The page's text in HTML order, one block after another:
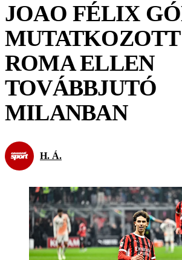
JOAO FÉLIX
MUTATKOZOTT
ROMA ELLEN
TOVÁBBJUTÓ
MILANBAN
H. Á.